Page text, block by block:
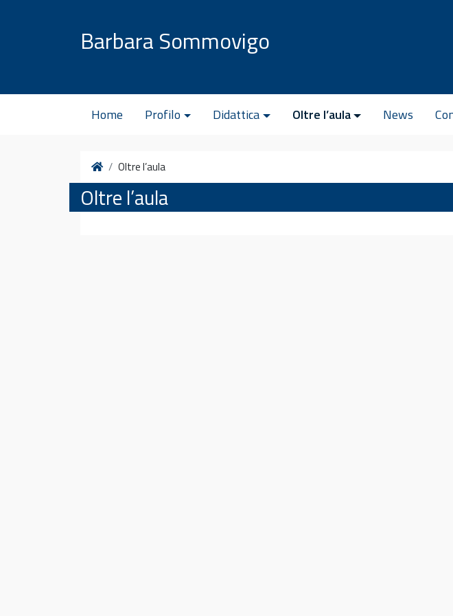
Barbara Sommovigo
Home Profilo Didattica Oltre l’aula News
HomeOltre l’aula
Oltre l’aula